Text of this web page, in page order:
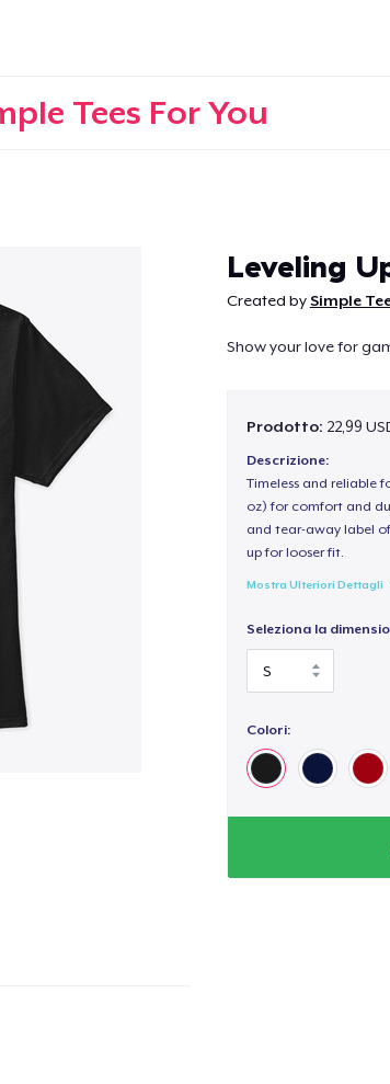
Tees For You
Leveling
Created bySimple
Show your love for
Prodotto: 22,99
Descrizione:
Timeless and reliable
oz) for comfort and
and tear-away label
up for looser fit.
Mostra Ulteriori Dettagli
Seleziona la
Colori: